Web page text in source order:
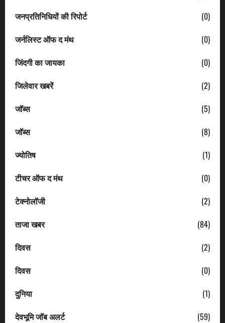
जनप्रतिनिधियों की रिपोर्ट
(0)
जर्नलिस्ट ऑफ द मंथ
(0)
जिंदगी का जायका
(0)
जिलेवार खबरें
(2)
जॉब्स
(5)
जॉब्स
(8)
ज्योतिष
(1)
टीचर ऑफ द मंथ
(0)
टेक्नोलॉजी
(2)
ताजा खबर
(84)
दिवस
(2)
दिवस
(0)
दुनिया
(1)
देवभूमि जॉब अलर्ट
(59)